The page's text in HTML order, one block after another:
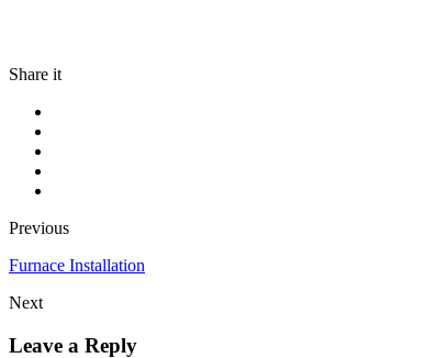
Share it
Previous
Furnace Installation
Next
Leave a Reply